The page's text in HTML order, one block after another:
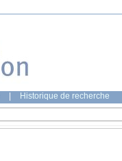
Historique de recherche